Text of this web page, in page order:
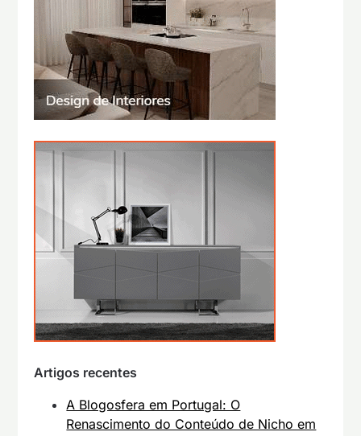
Artigos recentes
A Blogosfera em Portugal: O
Renascimento do Conteúdo de Nicho em